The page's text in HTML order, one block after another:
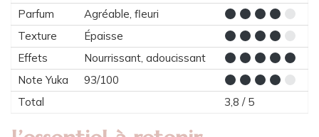
Parfum
Agréable, fleuri
Texture
Épaisse
Effets
Nourrissant, adoucissant
Note Yuka
93/100
Total
3,8 / 5